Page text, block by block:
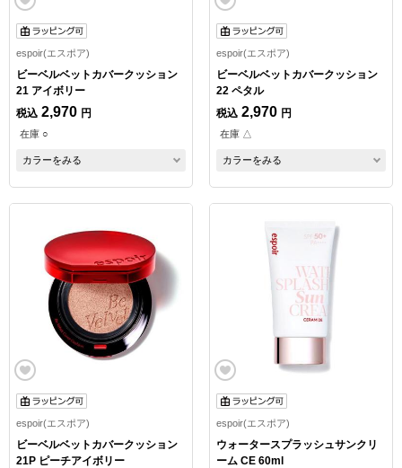
espoir(エスポア)
ビーベルベットカバークッション
21 アイボリー
税込 2,970 円
在庫 ○
カラーをみる
espoir(エスポア)
ビーベルベットカバークッション
22 ペタル
税込 2,970 円
在庫 △
カラーをみる
espoir(エスポア)
ビーベルベットカバークッション
21P ピーチアイボリー
espoir(エスポア)
ウォータースプラッシュサンクリ
ーム CE 60ml